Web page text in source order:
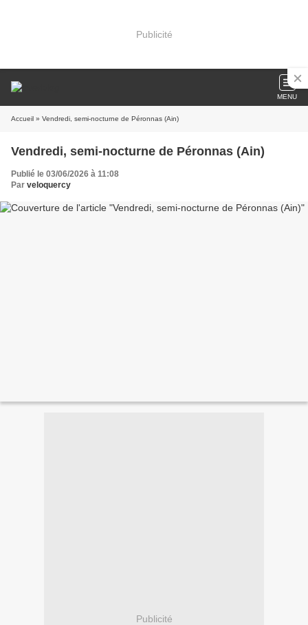
Publicité
MENU
Accueil » Vendredi, semi-nocturne de Péronnas (Ain)
Vendredi, semi-nocturne de Péronnas (Ain)
Publié le 03/06/2026 à 11:08
Par veloquercy
Publicité